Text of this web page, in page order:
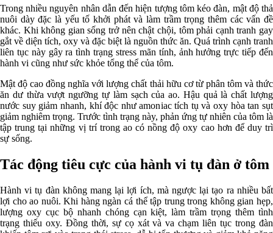
Trong nhiều nguyên nhân dẫn đến hiện tượng tôm kéo đàn, mật độ thả
nuôi dày đặc là yếu tố khởi phát và làm trầm trọng thêm các vấn đề
khác. Khi không gian sống trở nên chật chội, tôm phải cạnh tranh gay
gắt về diện tích, oxy và đặc biệt là nguồn thức ăn. Quá trình cạnh tranh
liên tục này gây ra tình trạng stress mãn tính, ảnh hưởng trực tiếp đến
hành vi cũng như sức khỏe tổng thể của tôm.
Mật độ cao đồng nghĩa với lượng chất thải hữu cơ từ phân tôm và thức
ăn dư thừa vượt ngưỡng tự làm sạch của ao. Hậu quả là chất lượng
nước suy giảm nhanh, khí độc như amoniac tích tụ và oxy hòa tan sụt
giảm nghiêm trọng. Trước tình trạng này, phản ứng tự nhiên của tôm là
tập trung tại những vị trí trong ao có nồng độ oxy cao hơn để duy trì
sự sống.
Tác động tiêu cực của hành vi tụ đàn ở tôm
Hành vi tụ đàn không mang lại lợi ích, mà ngược lại tạo ra nhiều bất
lợi cho ao nuôi. Khi hàng ngàn cá thể tập trung trong không gian hẹp,
lượng oxy cục bộ nhanh chóng cạn kiệt, làm trầm trọng thêm tình
trạng thiếu oxy. Đồng thời, sự cọ xát và va chạm liên tục trong đàn